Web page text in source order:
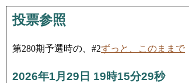
投票参照
第280期予選時の、#2ずっと、このままで
2026年1月29日 19時15分29秒